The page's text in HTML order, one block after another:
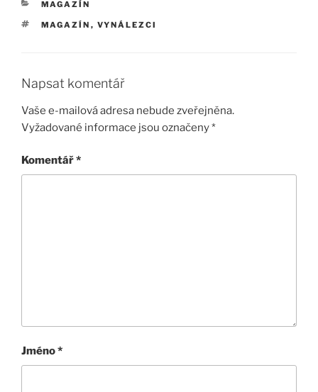
RUBRIKY
MAGAZÍN
ŠTÍTKY
MAGAZÍN , VYNÁLEZCI
Napsat komentář
Vaše e-mailová adresa nebude zveřejněna.
Vyžadované informace jsou označeny*
Komentář*
Jméno*